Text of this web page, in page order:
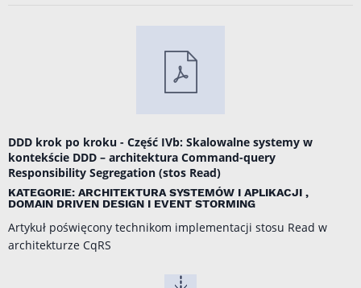
DDD krok po kroku - Część IVb: Skalowalne systemy w
kontekście DDD – architektura Command-query
Responsibility Segregation (stos Read)
KATEGORIE: ARCHITEKTURA SYSTEMÓW I APLIKACJI ,
DOMAIN DRIVEN DESIGN I EVENT STORMING
Artykuł poświęcony technikom implementacji stosu Read w
architekturze CqRS